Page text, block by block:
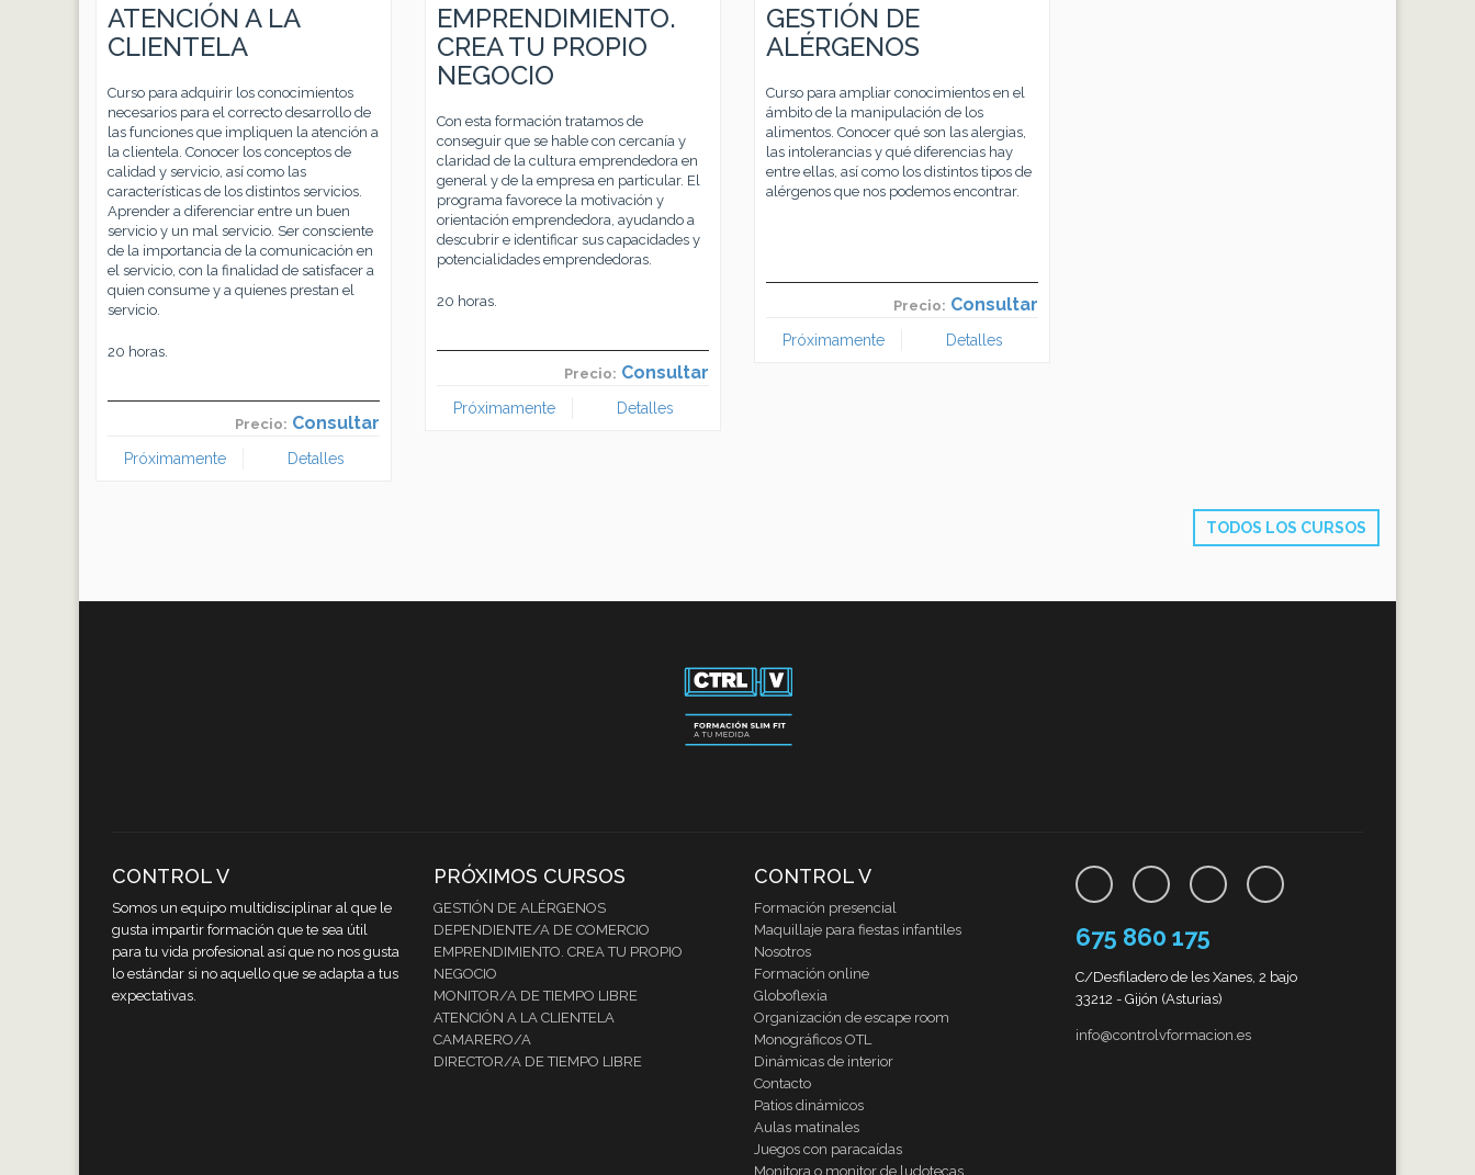
ATENCIÓN A LA
CLIENTELA
Curso para adquirir los conocimientos
necesarios para el correcto desarrollo de
las funciones que impliquen la atención a
la clientela. Conocer los conceptos de
calidad y servicio, así como las
características de los distintos servicios.
Aprender a diferenciar entre un buen
servicio y un mal servicio. Ser consciente
de la importancia de la comunicación en
el servicio, con la finalidad de satisfacer a
quien consume y a quienes prestan el
servicio.
20 horas.
Precio: Consultar
Próximamente Detalles
EMPRENDIMIENTO.
CREA TU PROPIO
NEGOCIO
Con esta formación tratamos de
conseguir que se hable con cercanía y
claridad de la cultura emprendedora en
general y de la empresa en particular. El
programa favorece la motivación y
orientación emprendedora, ayudando a
descubrir e identificar sus capacidades y
potencialidades emprendedoras.
20 horas.
Precio: Consultar
Próximamente Detalles
GESTIÓN DE
ALÉRGENOS
Curso para ampliar conocimientos en el
ámbito de la manipulación de los
alimentos. Conocer qué son las alergias,
las intolerancias y qué diferencias hay
entre ellas, así como los distintos tipos de
alérgenos que nos podemos encontrar.
Precio: Consultar
Próximamente Detalles
TODOS LOS CURSOS
CONTROL V
Somos un equipo multidisciplinar al que le
gusta impartir formación que te sea útil
para tu vida profesional así que no nos gusta
lo estándar si no aquello que se adapta a tus
expectativas.
PRÓXIMOS CURSOS
GESTIÓN DE ALÉRGENOS
DEPENDIENTE/A DE COMERCIO
EMPRENDIMIENTO. CREA TU PROPIO
NEGOCIO
MONITOR/A DE TIEMPO LIBRE
ATENCIÓN A LA CLIENTELA
CAMARERO/A
DIRECTOR/A DE TIEMPO LIBRE
CONTROL V
Formación presencial
Maquillaje para fiestas infantiles
Nosotros
Formación online
Globoflexia
Organización de escape room
Monográficos OTL
Dinámicas de interior
Contacto
Patios dinámicos
Aulas matinales
Juegos con paracaídas
Monitora o monitor de ludotecas
675 860 175
C/Desfiladero de les Xanes, 2 bajo
33212 - Gijón (Asturias)
info@controlvformacion.es